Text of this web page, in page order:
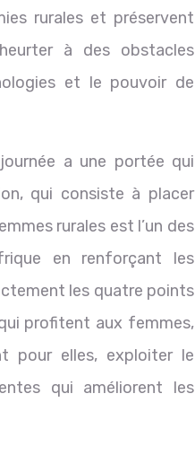
rurales et préservent
à des obstacles
et le pouvoir de
a une portée qui
qui consiste à placer
rurales est l’un des
en renforçant les
les quatre points
profitent aux femmes,
pour elles, exploiter le
qui améliorent les